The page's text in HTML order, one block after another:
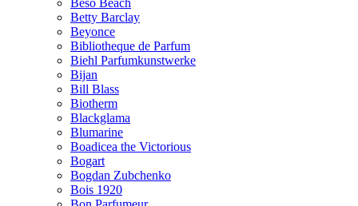
Beso Beach
Betty Barclay
Beyonce
Bibliotheque de Parfum
Biehl Parfumkunstwerke
Bijan
Bill Blass
Biotherm
Blackglama
Blumarine
Boadicea the Victorious
Bogart
Bogdan Zubchenko
Bois 1920